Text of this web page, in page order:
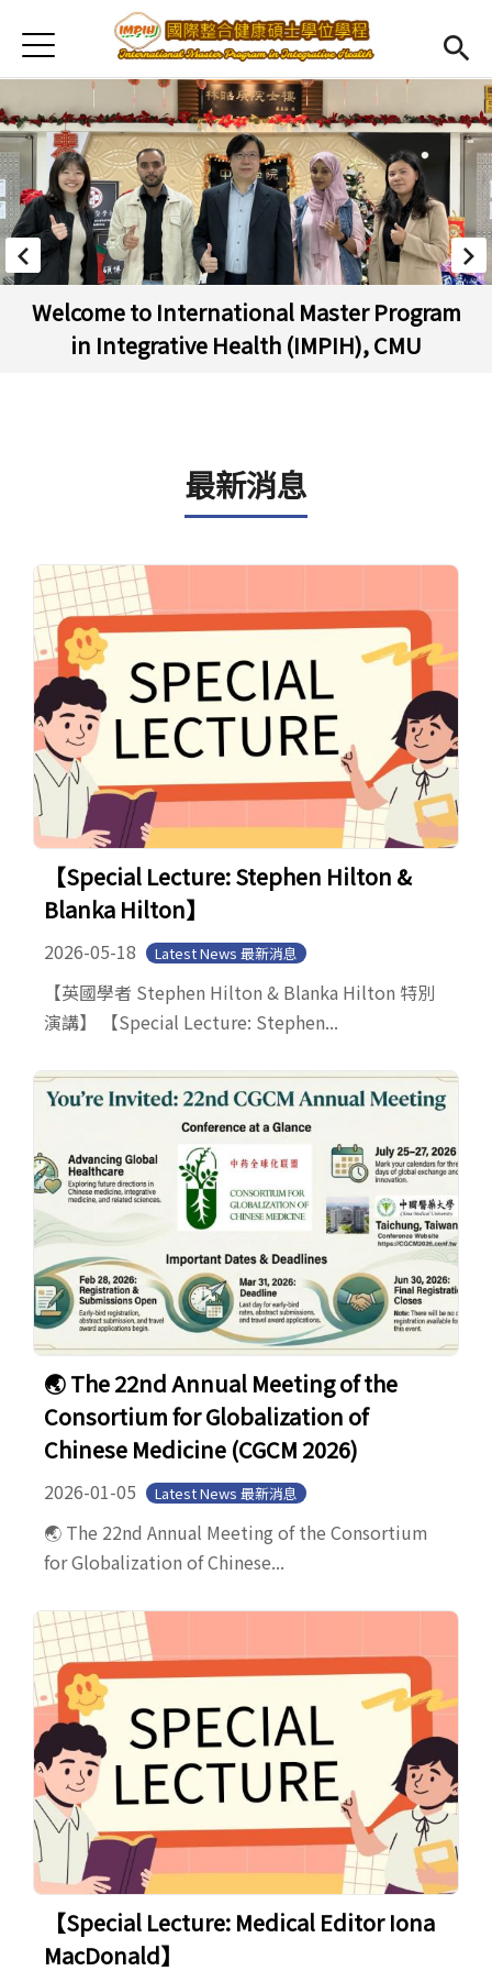
首頁
Open submenu (About Us)
About Us
News
Open submenu (Faculty)
Faculty
Open submenu (Student Information)
Student Information
Open submenu (Scholarship)
Scholarship
Open submenu (Admission)
Admission
Jump to Navigation
Jump to Main content
2025 Bilingual Christmas Night of
Chinese Medicine, CMU
最新消息
【Special Lecture: Stephen Hilton &
Blanka Hilton】
2026-05-18 Latest News 最新消息
【英國學者 Stephen Hilton & Blanka Hilton 特別
演講】 【Special Lecture: Stephen...
🌏 The 22nd Annual Meeting of the
Consortium for Globalization of
Chinese Medicine (CGCM 2026)
2026-01-05 Latest News 最新消息
🌏 The 22nd Annual Meeting of the Consortium
for Globalization of Chinese...
【Special Lecture: Medical Editor Iona
MacDonald】